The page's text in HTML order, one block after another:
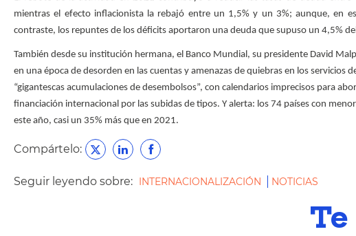
mientras el efecto inflacionista la rebajó entre un 1,5% y un 3%; aunque, en
contraste, los repuntes de los déficits aportaron una deuda que supuso un 4,5%
También desde su institución hermana, el Banco Mundial, su presidente David
en una época de desorden en las cuentas y amenazas de quiebras en los servicios
“gigantescas acumulaciones de desembolsos”, con calendarios imprecisos para
financiación internacional por las subidas de tipos. Y alerta: los 74 países con
este año, casi un 35% más que en 2021.
Compártelo:
Seguir leyendo sobre: INTERNACIONALIZACIÓN NOTICIAS